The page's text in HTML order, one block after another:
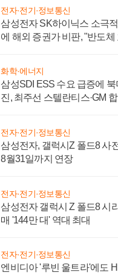
전자·전기·정보통신
삼성전자 SK하이닉스 소극
에 해외 증권가 비판, "반도체
화학·에너지
삼성SDI ESS 수요 급증에 북
진, 최주선 스텔란티스·GM
전자·전기·정보통신
삼성전자, 갤럭시Z 폴드8 사
8월31일까지 연장
전자·전기·정보통신
삼성전자 갤럭시 Z 폴드8 시
매 '144만 대' 역대 최대
전자·전기·정보통신
엔비디아 '루빈 울트라'에도